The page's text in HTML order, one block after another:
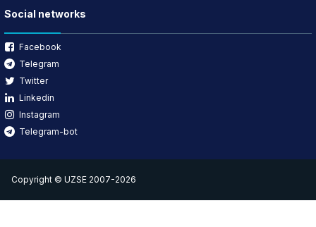
Social networks
Facebook
Telegram
Twitter
Linkedin
Instagram
Telegram-bot
Copyright © UZSE 2007-2026